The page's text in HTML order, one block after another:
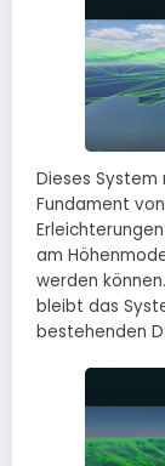
Dieses
Fundament
am
werden
bleibt das
bestehenden